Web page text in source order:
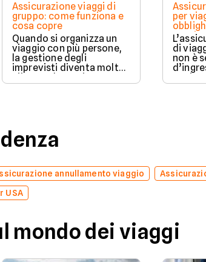
Assicurazione viaggi di
gruppo: come funziona e
cosa copre
Quando si organizza un
viaggio con più persone,
la gestione degli
imprevisti diventa molto
più complessa rispetto a
una partenza individuale.
tutti i partecipanti,
garantendo protezione in
cancellazioni o imprevisti
logistici.
per
costi
di
non è
per i
annullamento viaggio
USA
mondo dei viaggi